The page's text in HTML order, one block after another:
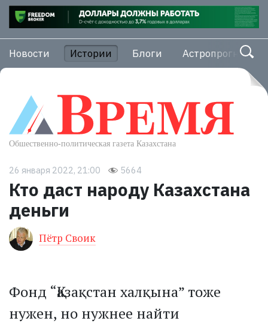
Новости Истории Блоги Астропрогноз
26 января 2022, 21:00 5664
Кто даст народу Казахстана
деньги
Пётр Своик
Фонд “Қазақстан халқына” тоже
нужен, но нужнее найти